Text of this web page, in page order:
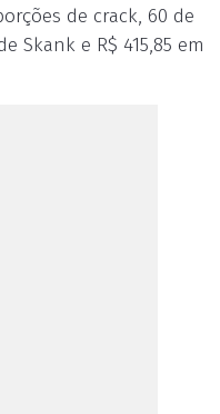
de crack, 60 de
Skank e R$ 415,85 em